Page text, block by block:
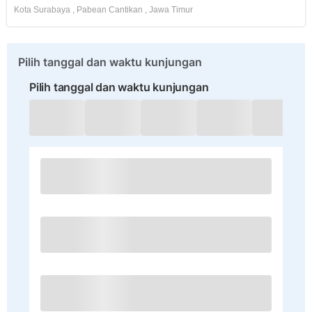
Kota Surabaya , Pabean Cantikan , Jawa Timur
Pilih tanggal dan waktu kunjungan
Pilih tanggal dan waktu kunjungan